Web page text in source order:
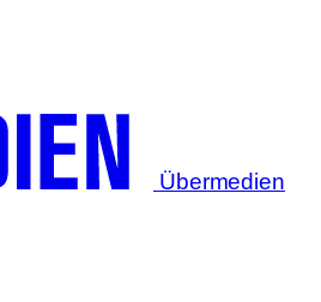
Übermedien